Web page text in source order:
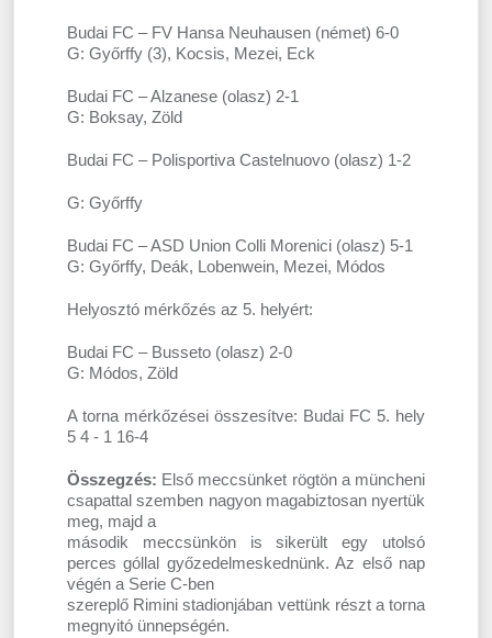
Budai FC – FV Hansa Neuhausen (német) 6-0
G: Győrffy (3), Kocsis, Mezei, Eck
Budai FC – Alzanese (olasz) 2-1
G: Boksay, Zöld
Budai FC – Polisportiva Castelnuovo (olasz) 1-2
G: Győrffy
Budai FC – ASD Union Colli Morenici (olasz) 5-1
G: Győrffy, Deák, Lobenwein, Mezei, Módos
Helyosztó mérkőzés az 5. helyért:
Budai FC – Busseto (olasz) 2-0
G: Módos, Zöld
A torna mérkőzései összesítve: Budai FC 5. hely
5 4 - 1 16-4
Összegzés: Első meccsünket rögtön a müncheni
csapattal szemben nagyon magabiztosan nyertük
meg, majd a
második meccsünkön is sikerült egy utolsó
perces góllal győzedelmeskednünk. Az első nap
végén a Serie C-ben
szereplő Rimini stadionjában vettünk részt a torna
megnyitó ünnepségén.